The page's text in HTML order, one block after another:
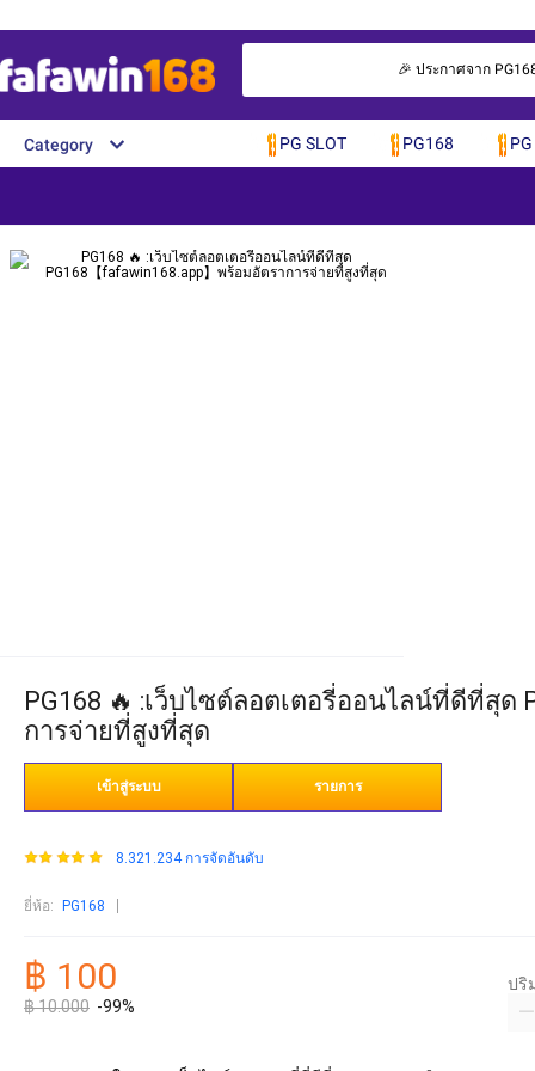
🎉 ประกาศจาก
Category PG SLOT PG168
PG168 🔥 :เว็บไซต์ลอตเตอรี่ออนไลน์ที่ดีที่สุด
การจ่ายที่สูงที่สุด
เข้าสู่ระบบ รายการ
8.321.234 การจัดอันดับ
ยี่ห้อ: PG168
฿ 100
฿ 10.000 -99%
ปริ